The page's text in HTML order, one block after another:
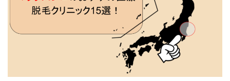
メンズ脱毛